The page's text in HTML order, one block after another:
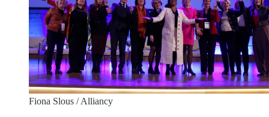
Fiona Slous / Alliancy